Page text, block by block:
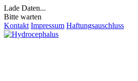
Lade Daten...
Bitte warten
Kontakt Impressum Haftungsauschluss